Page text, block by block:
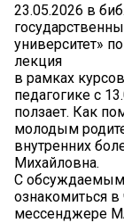
23.05.2026 в
университет»
лекция
в рамках
педагогике с
ползает. Как
молодым
внутренних
Михайловна.
С
ознакомиться в
мессенджере